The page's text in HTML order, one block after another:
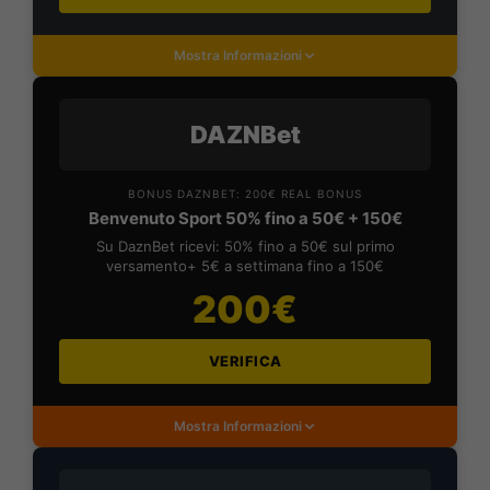
Mostra Informazioni
DAZNBet
BONUS DAZNBET: 200€ REAL BONUS
Benvenuto Sport 50% fino a 50€ + 150€
Su DaznBet ricevi: 50% fino a 50€ sul primo
versamento+ 5€ a settimana fino a 150€
200€
VERIFICA
Mostra Informazioni